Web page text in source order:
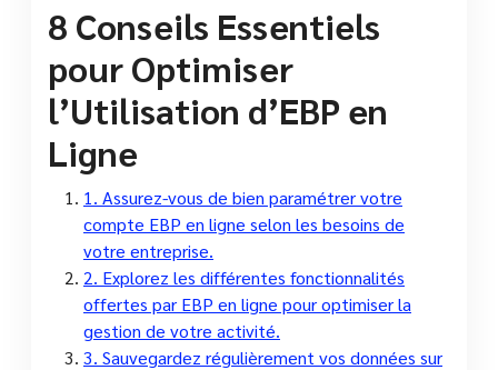
8 Conseils Essentiels
pour Optimiser
l’Utilisation d’EBP en
Ligne
1. Assurez-vous de bien paramétrer votre
compte EBP en ligne selon les besoins de
votre entreprise.
2. Explorez les différentes fonctionnalités
offertes par EBP en ligne pour optimiser la
gestion de votre activité.
3. Sauvegardez régulièrement vos données sur